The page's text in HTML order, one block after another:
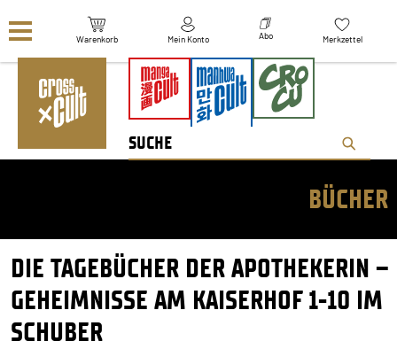
Warenkorb Mein Konto Abo Merkzettel
BÜCHER
DIE TAGEBÜCHER DER APOTHEKERIN –
GEHEIMNISSE AM KAISERHOF 1-10 IM
SCHUBER